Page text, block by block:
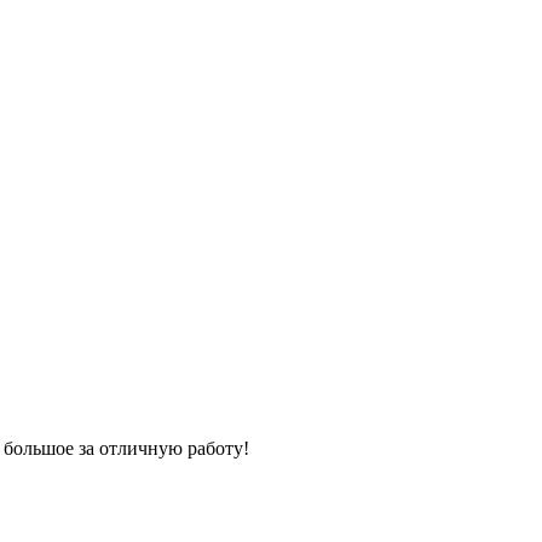
за отличную работу!